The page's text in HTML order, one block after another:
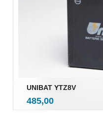
UNIBAT YTZ8V
Pris
485,00mva.